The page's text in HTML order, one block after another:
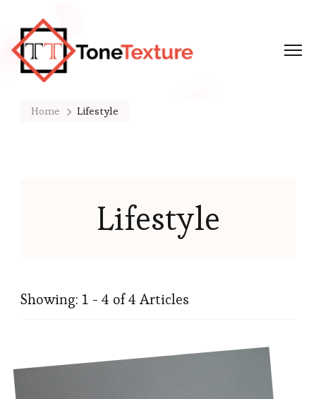
Tonetexture
Home Lifestyle
Lifestyle
Showing: 1 - 4 of 4 Articles